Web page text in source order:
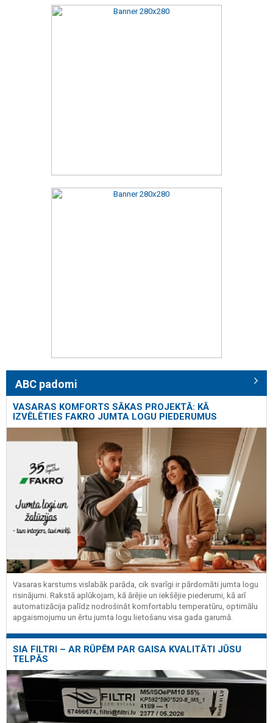
ABC padomi
VASARAS KOMFORTS SĀKAS PROJEKTĀ: KĀ
IZVĒLĒTIES FAKRO JUMTA LOGU PIEDERUMUS
Vasaras karstums vislabāk parāda, cik svarīgi ir pārdomāti jumta logu
risinājumi. Rakstā aplūkojam, kā ārējie un iekšējie piederumi, kā arī
automatizācija palīdz nodrošināt komfortablu temperatūru, optimālu
apgaismojumu un ērtu jumta logu lietošanu visa gada garumā.
SIA FILTRI – AR RŪPĒM PAR GAISA KVALITĀTI JŪSU
TELPĀS